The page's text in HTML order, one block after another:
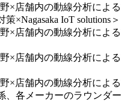
×店舗内の動線分析に
×Nagasaka IoT solutions＞
×店舗内の動線分析に
×店舗内の動線分析に
×店舗内の動線分析に
各メーカーのラウン